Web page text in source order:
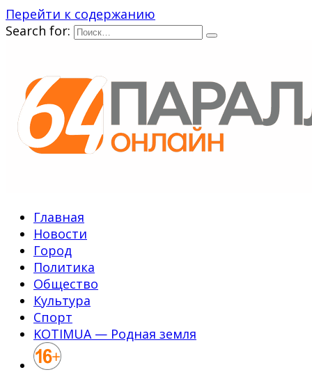
Перейти к содержанию
Search for:
Главная
Новости
Город
Политика
Общество
Культура
Спорт
KOTIMUA — Родная земля